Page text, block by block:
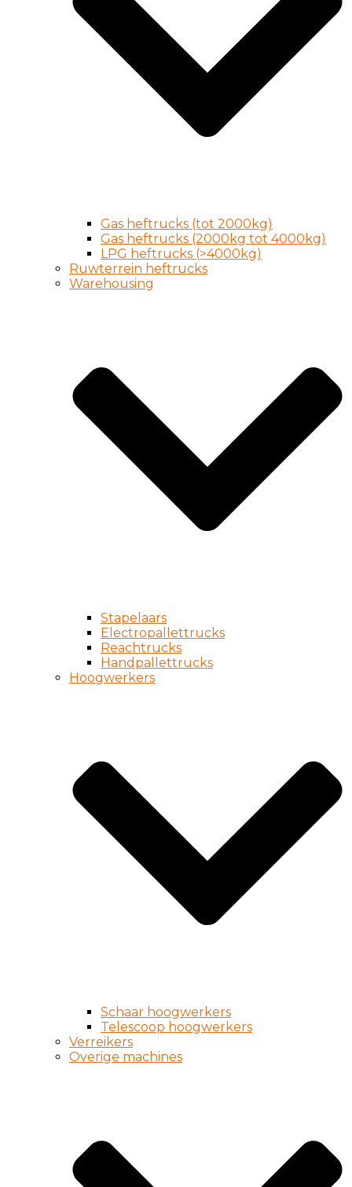
Gas heftrucks (tot 2000kg)
Gas heftrucks (2000kg tot 4000kg)
LPG heftrucks (>4000kg)
Ruwterrein heftrucks
Warehousing
Stapelaars
Electropallettrucks
Reachtrucks
Handpallettrucks
Hoogwerkers
Schaar hoogwerkers
Telescoop hoogwerkers
Verreikers
Overige machines